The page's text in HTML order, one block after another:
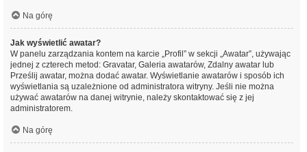
Na górę
Jak wyświetlić awatar?
W panelu zarządzania kontem na karcie „Profil” w sekcji „Awatar”, używając
jednej z czterech metod: Gravatar, Galeria awatarów, Zdalny awatar lub
Prześlij awatar, można dodać awatar. Wyświetlanie awatarów i sposób ich
wyświetlania są uzależnione od administratora witryny. Jeśli nie można
używać awatarów na danej witrynie, należy skontaktować się z jej
administratorem.
Na górę